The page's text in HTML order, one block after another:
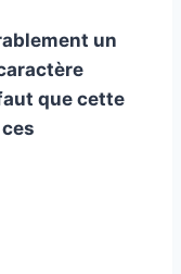
un
que cette